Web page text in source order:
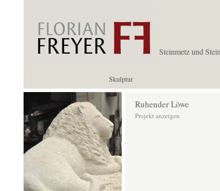
Steinmetz und
Skulptur
Ruhender Löwe
Projekt anzeigen